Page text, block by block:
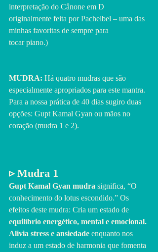
interpretação do Cânone em D
originalmente feita por Pachelbel – uma das
minhas favoritas de sempre para
tocar piano.)
MUDRA: Há quatro mudras que são
especialmente apropriados para este mantra.
Para a nossa prática de 40 dias sugiro duas
opções: Gupt Kamal Gyan ou mãos no
coração (mudra 1 e 2).
▹ Mudra 1
Gupt Kamal Gyan mudra significa, “O
conhecimento do lotus escondido.” Os
efeitos deste mudra: Cria um estado de
equilíbrio energético, mental e emocional.
Alivia stress e ansiedade enquanto nos
induz a um estado de harmonia que fomenta